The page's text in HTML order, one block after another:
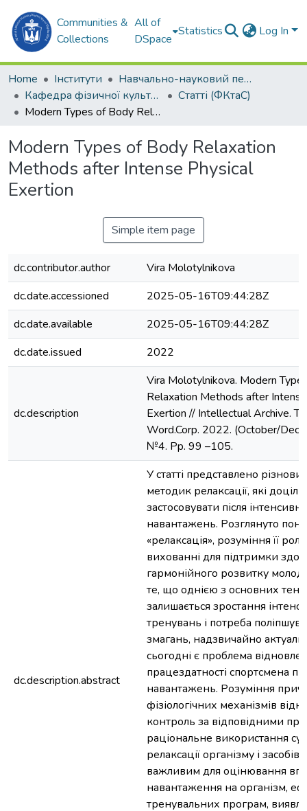
Communities &
Collections
All of
DSpace
Statistics Log In
Home Інститути
Навчально-науковий педагогічний інститут ім. В. О. Сухомлинського (ННПІ ім. В.О. Сухомлинського)
Кафедра фізичної культури та спорту (ФКтаС)
Статті (ФКтаС)
Modern Types of Body Relaxation Methods after Intense Physical Exertion
Modern Types of Body Relaxation
Methods after Intense Physical
Exertion
Simple item page
dc.contributor.author
Vira Molotylnikova
dc.date.accessioned
2025-05-16T09:44:28Z
dc.date.available
2025-05-16T09:44:28Z
dc.date.issued
2022
dc.description
Vira Molotylnikova. Modern
Relaxation Methods after
Exertion // Intellectual Archive.
Word.Corp. 2022. (October/
№4. Pp. 99 –105.
dc.description.abstract
У статті представлено
методик релаксації, які
застосовувати після
навантажень. Розглянуто
«релаксація», розуміння її
вихованні для підтримки
гармонійного розвитку
те, що однією з основних
залишається зростання
тренувань і потреба
змагань, надзвичайно
сьогодні є проблема
працездатності спортсмена
навантажень. Розуміння
фізіологічних механізмів
контроль за відповідними
раціональне використання
релаксації організму і
важливим для оцінювання
навантаження на організм,
тренувальних програм,